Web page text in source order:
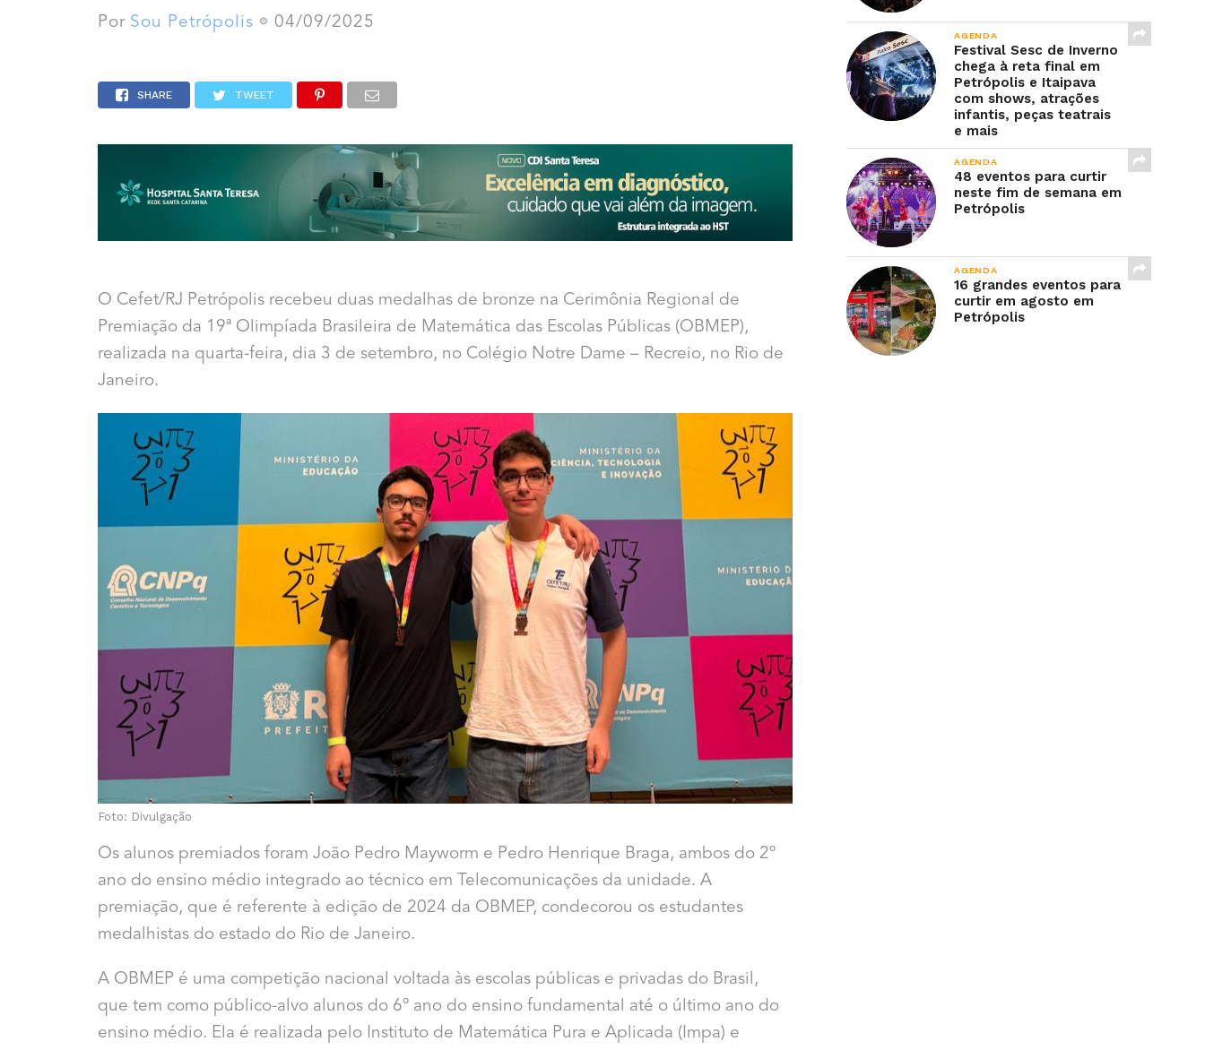
Por Sou Petrópolis 04/09/2025
SHARE TWEET
O Cefet/RJ Petrópolis recebeu duas medalhas de bronze na Cerimônia Regional de
Premiação da 19ª Olimpíada Brasileira de Matemática das Escolas Públicas (OBMEP),
realizada na quarta-feira, dia 3 de setembro, no Colégio Notre Dame – Recreio, no Rio de
Janeiro.
Foto: Divulgação
Os alunos premiados foram João Pedro Mayworm e Pedro Henrique Braga, ambos do 2º
ano do ensino médio integrado ao técnico em Telecomunicações da unidade. A
premiação, que é referente à edição de 2024 da OBMEP, condecorou os estudantes
medalhistas do estado do Rio de Janeiro.
A OBMEP é uma competição nacional voltada às escolas públicas e privadas do Brasil,
que tem como público-alvo alunos do 6º ano do ensino fundamental até o último ano do
ensino médio. Ela é realizada pelo Instituto de Matemática Pura e Aplicada (Impa) e
AGENDA
Festival Sesc de Inverno
chega à reta final em
Petrópolis e Itaipava
com shows, atrações
infantis, peças teatrais
e mais
AGENDA
48 eventos para curtir
neste fim de semana em
Petrópolis
AGENDA
16 grandes eventos para
curtir em agosto em
Petrópolis